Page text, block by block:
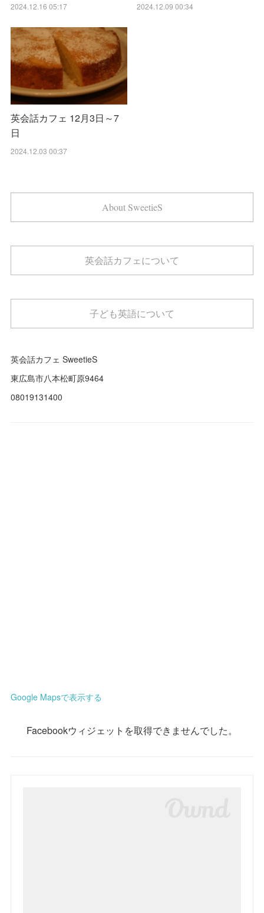
2024.12.16 05:17 2024.12.09 00:34
英会話カフェ 12月3日～7
日
2024.12.03 00:37
About SweetieS
英会話カフェについて
子ども英語について
英会話カフェ SweetieS
東広島市八本松町原9464
08019131400
Google Mapsで表示する
Facebookウィジェットを取得できませんでした。